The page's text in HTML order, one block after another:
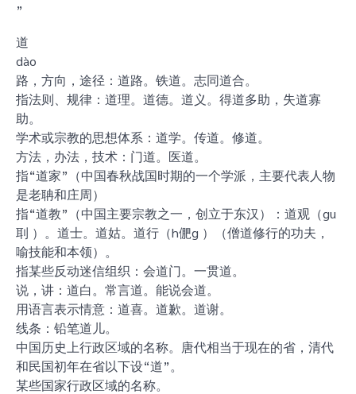
”
道
dào
路，方向，途径：道路。铁道。志同道合。
指法则、规律：道理。道德。道义。得道多助，失道寡
助。
学术或宗教的思想体系：道学。传道。修道。
方法，办法，技术：门道。医道。
指“道家”（中国春秋战国时期的一个学派，主要代表人物
是老聃和庄周）
指“道教”（中国主要宗教之一，创立于东汉）：道观（gu
刵 ）。道士。道姑。道行（h俷g ）（僧道修行的功夫，
喻技能和本领）。
指某些反动迷信组织：会道门。一贯道。
说，讲：道白。常言道。能说会道。
用语言表示情意：道喜。道歉。道谢。
线条：铅笔道儿。
中国历史上行政区域的名称。唐代相当于现在的省，清代
和民国初年在省以下设“道”。
某些国家行政区域的名称。